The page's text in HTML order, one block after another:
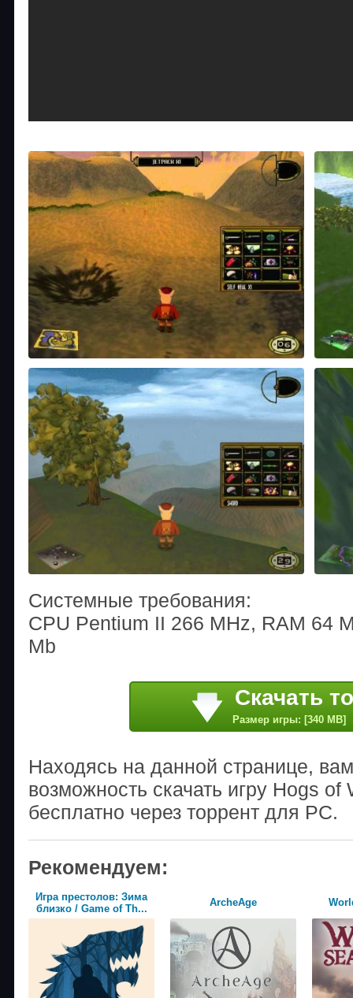
Системные требования:
CPU Pentium II 266 MHz, RAM 64
Mb
Скачать
Размер игры: [340 MB]
Находясь на данной странице,
возможность скачать игру Hogs of
бесплатно через торрент для PC.
Рекомендуем:
Игра престолов: Зима
близко / Game of Th...
ArcheAge